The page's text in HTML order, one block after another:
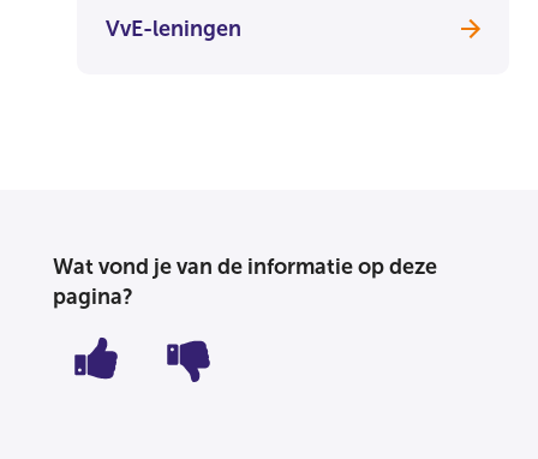
VvE-leningen
Wat vond je van de informatie op deze
pagina?